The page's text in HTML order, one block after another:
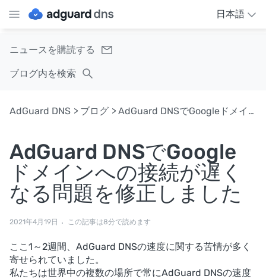
日本語
ニュースを購読する
ブログ内を検索
AdGuard DNS ブログ AdGuard DNSでGoogleドメインへの接続が遅くなる問題を修正しました
AdGuard DNSでGoogle
ドメインへの接続が遅く
なる問題を修正しました
2021年4月19日 この記事は8分で読めます
ここ1～2週間、AdGuard DNSの速度に関する苦情が多く
寄せられていました。
私たちは世界中の複数の場所で常にAdGuard DNSの速度